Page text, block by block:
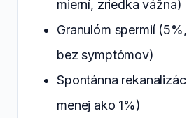
mierní, zriedka vážna)
Granulóm spermií
bez symptómov)
Spontánna
menej ako 1%)